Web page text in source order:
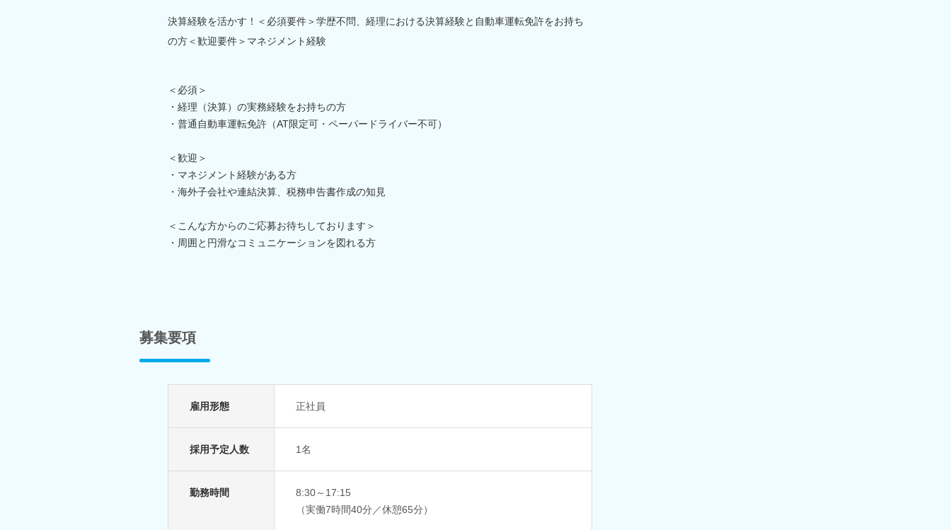
決算経験を活かす！＜必須要件＞学歴不問、経理における決算経験と自動車運転免許をお持ち
の方＜歓迎要件＞マネジメント経験
＜必須＞
・経理（決算）の実務経験をお持ちの方
・普通自動車運転免許（AT限定可・ペーパードライバー不可）
＜歓迎＞
・マネジメント経験がある方
・海外子会社や連結決算、税務申告書作成の知見
＜こんな方からのご応募お待ちしております＞
・周囲と円滑なコミュニケーションを図れる方
募集要項
雇用形態 正社員
採用予定人数 1名
勤務時間
8:30～17:15
（実働7時間40分／休憩65分）